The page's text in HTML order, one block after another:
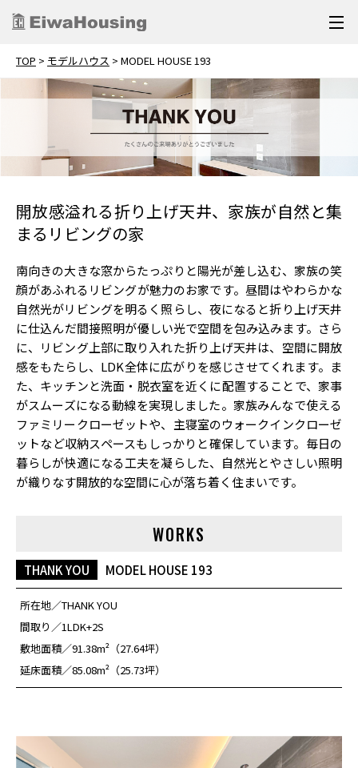
TOP > モデルハウス > MODEL HOUSE 193
開放感溢れる折り上げ天井、家族が自然と集
まるリビングの家
南向きの大きな窓からたっぷりと陽光が差し込む、家族の笑
顔があふれるリビングが魅力のお家です。昼間はやわらかな
自然光がリビングを明るく照らし、夜になると折り上げ天井
に仕込んだ間接照明が優しい光で空間を包み込みます。さら
に、リビング上部に取り入れた折り上げ天井は、空間に開放
感をもたらし、LDK全体に広がりを感じさせてくれます。ま
た、キッチンと洗面・脱衣室を近くに配置することで、家事
がスムーズになる動線を実現しました。家族みんなで使える
ファミリークローゼットや、主寝室のウォークインクローゼ
ットなど収納スペースもしっかりと確保しています。毎日の
暮らしが快適になる工夫を凝らした、自然光とやさしい照明
が織りなす開放的な空間に心が落ち着く住まいです。
WORKS
THANK YOU MODEL HOUSE 193
所在地
THANK YOU
間取り
1LDK+2S
敷地面積
91.38m²（27.64坪）
延床面積
85.08m²（25.73坪）